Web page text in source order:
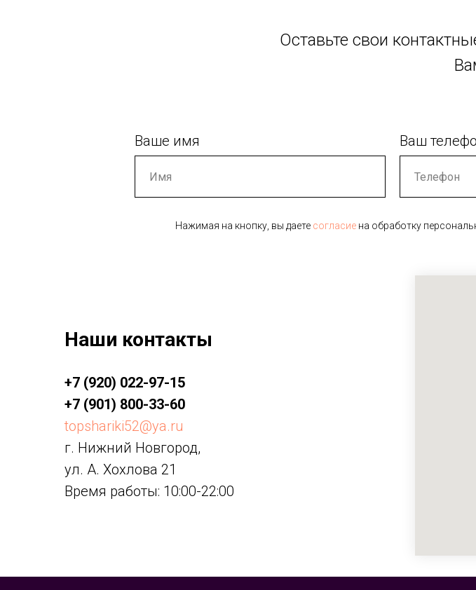
Оставьте свои
Ваше имя Ваш
Нажимая на кнопку, вы даете согласие на обработку
Наши контакты
+7 (920) 022-97-15
+7 (901) 800-33-60
topshariki52@ya.ru
г. Нижний Новгород,
ул. А. Хохлова 21
Время работы: 10:00-22:00